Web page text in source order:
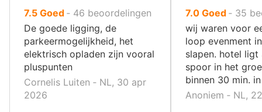
7.5uit
10
,
Goed ‐ 46 beoordelingen
De goede ligging, de
parkeermogelijkheid, het
elektrisch opladen zijn vooral
pluspunten
Cornelis Luiten ‐ NL, 30 apr
2026
7.0uit
10
,
Goed‐ 35
wij waren voor
loop evenment
slapen. hotel ligt
spoor in het
binnen 30 min.
Anoniem ‐ NL,